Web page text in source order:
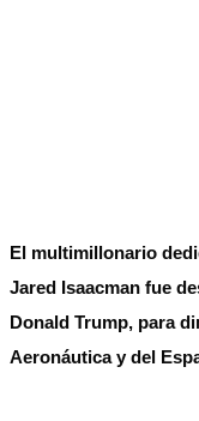
El multimillonario
Jared Isaacman fue
Donald Trump, para
Aeronáutica y del